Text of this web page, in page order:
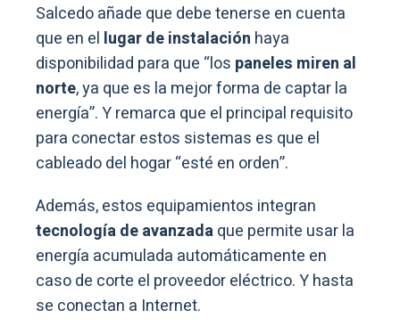
Salcedo añade que debe tenerse en cuenta
que en el lugar de instalación haya
disponibilidad para que “los paneles miren al
norte, ya que es la mejor forma de captar la
energía”. Y remarca que el principal requisito
para conectar estos sistemas es que el
cableado del hogar “esté en orden”.
Además, estos equipamientos integran
tecnología de avanzadaque permite usar la
energía acumulada automáticamente en
caso de corte el proveedor eléctrico. Y hasta
se conectan a Internet.